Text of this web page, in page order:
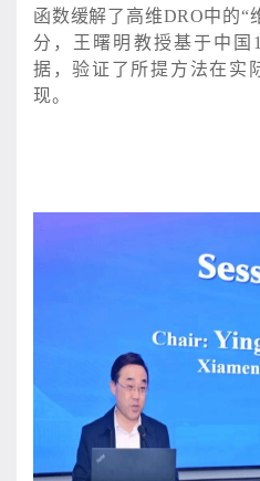
函数缓解了高维DRO中的“
分，王曙明教授基于中国
据，验证了所提方法在实
现。